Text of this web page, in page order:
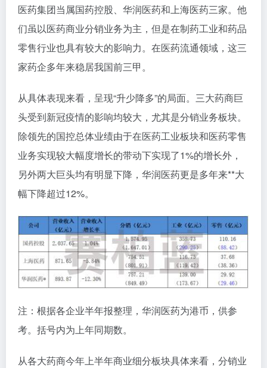
医药集团当属国药控股、华润医药和上海医药三家。他
们虽以医药商业分销业务为主，但是在制药工业和药品
零售行业也具有较大的影响力。在医药流通领域，这三
家药企多年来稳居我国前三甲。
从具体表现来看，呈现“升少降多”的局面。三大药商巨
头受到新冠疫情的影响均较大，尤其是分销业务板块。
除领先的国控总体业绩由于在医药工业板块和医药零售
业务实现较大幅度增长的带动下实现了1%的增长外，
另外两大巨头均有明显下降，华润医药更是多年来**大
幅下降超过12%。
注：根据各企业半年报整理，华润医药为港币，供参
考。括号内为上年同期数。
从各大药商今年上半年商业细分板块具体来看，分销业